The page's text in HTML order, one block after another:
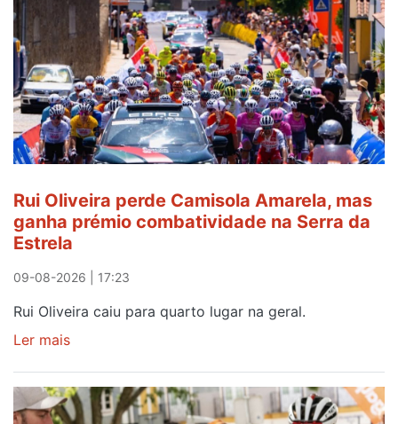
Rui Oliveira perde Camisola Amarela, mas
ganha prémio combatividade na Serra da
Estrela
09-08-2026 | 17:23
Rui Oliveira caiu para quarto lugar na geral.
Ler mais
perde